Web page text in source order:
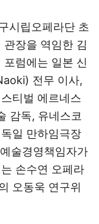
시립오페라단 초
장을 역임한 김
럼에는 일본 신
전무 이사,
티벌 에르네스
감독, 유네스코
일 만하임극장
술경영책임자가
손수연 오페라
오동욱 연구위